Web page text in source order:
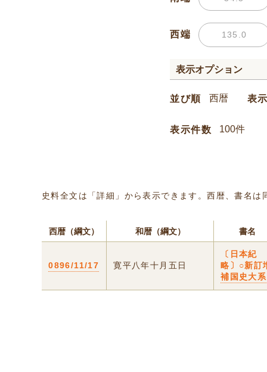
西端
表示オプション
並び順 表
表示件数
史料全文は「詳細」から表示できます。西暦、書名
西暦（綱文） 和暦（綱文） 書名
0896/11/17 寛平八年十月五日
〔日本紀
略〕○新訂
補国史大系